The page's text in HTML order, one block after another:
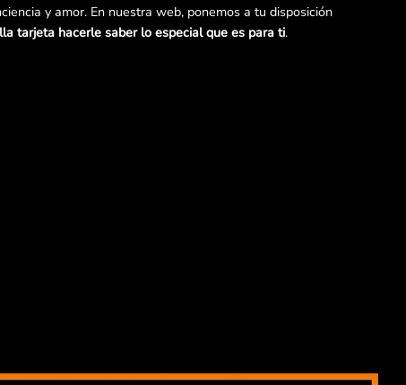
y amor. En nuestra web, ponemos a tu disposición
tarjeta hacerle saber lo especial que es para ti.